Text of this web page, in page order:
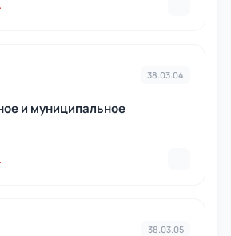
38.03.04
и муниципальное
38.03.05